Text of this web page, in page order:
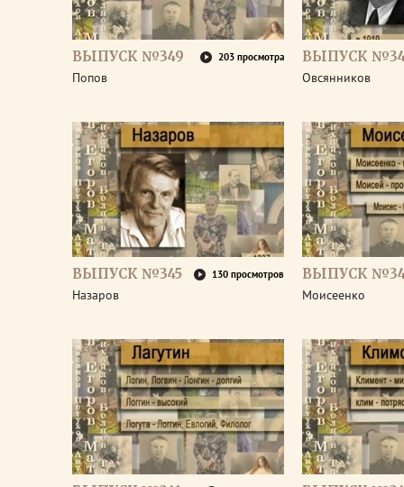
ВЫПУСК №349 203 просмотра
Попов
ВЫПУСК
Овсянников
ВЫПУСК №345 130 просмотров
Назаров
ВЫПУСК
Моисеенко